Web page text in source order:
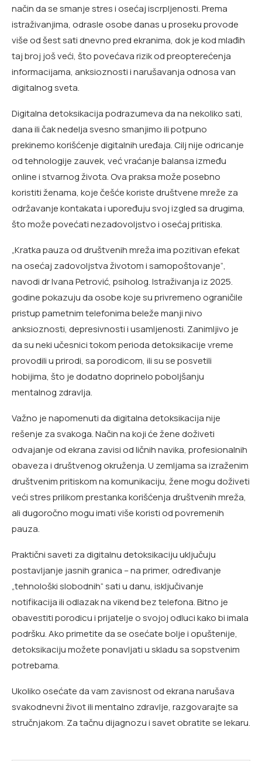
način da se smanje stres i osećaj iscrpljenosti. Prema
istraživanjima, odrasle osobe danas u proseku provode
više od šest sati dnevno pred ekranima, dok je kod mlađih
taj broj još veći, što povećava rizik od preopterećenja
informacijama, anksioznosti i narušavanja odnosa van
digitalnog sveta.
Digitalna detoksikacija podrazumeva da na nekoliko sati,
dana ili čak nedelja svesno smanjimo ili potpuno
prekinemo korišćenje digitalnih uređaja. Cilj nije odricanje
od tehnologije zauvek, već vraćanje balansa između
online i stvarnog života. Ova praksa može posebno
koristiti ženama, koje češće koriste društvene mreže za
održavanje kontakata i upoređuju svoj izgled sa drugima,
što može povećati nezadovoljstvo i osećaj pritiska.
„Kratka pauza od društvenih mreža ima pozitivan efekat
na osećaj zadovoljstva životom i samopoštovanje“,
navodi dr Ivana Petrović, psiholog. Istraživanja iz 2025.
godine pokazuju da osobe koje su privremeno ograničile
pristup pametnim telefonima beleže manji nivo
anksioznosti, depresivnosti i usamljenosti. Zanimljivo je
da su neki učesnici tokom perioda detoksikacije vreme
provodili u prirodi, sa porodicom, ili su se posvetili
hobijima, što je dodatno doprinelo poboljšanju
mentalnog zdravlja.
Važno je napomenuti da digitalna detoksikacija nije
rešenje za svakoga. Način na koji će žene doživeti
odvajanje od ekrana zavisi od ličnih navika, profesionalnih
obaveza i društvenog okruženja. U zemljama sa izraženim
društvenim pritiskom na komunikaciju, žene mogu doživeti
veći stres prilikom prestanka korišćenja društvenih mreža,
ali dugoročno mogu imati više koristi od povremenih
pauza.
Praktični saveti za digitalnu detoksikaciju uključuju
postavljanje jasnih granica – na primer, određivanje
„tehnološki slobodnih“ sati u danu, isključivanje
notifikacija ili odlazak na vikend bez telefona. Bitno je
obavestiti porodicu i prijatelje o svojoj odluci kako bi imala
podršku. Ako primetite da se osećate bolje i opuštenije,
detoksikaciju možete ponavljati u skladu sa sopstvenim
potrebama.
Ukoliko osećate da vam zavisnost od ekrana narušava
svakodnevni život ili mentalno zdravlje, razgovarajte sa
stručnjakom. Za tačnu dijagnozu i savet obratite se lekaru.